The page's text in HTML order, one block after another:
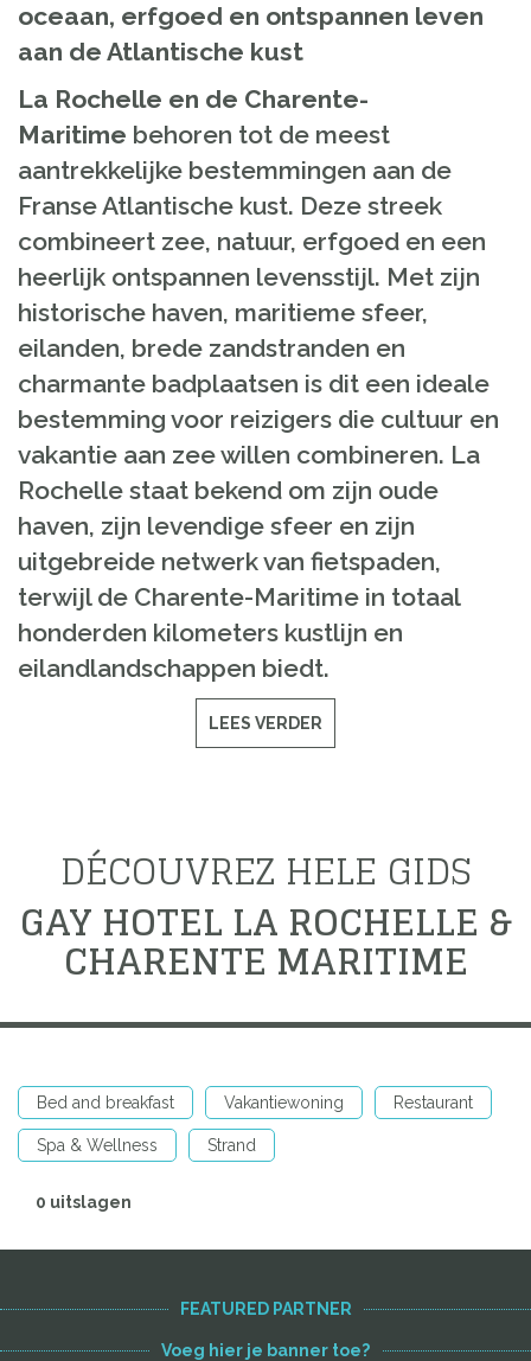
oceaan, erfgoed en ontspannen leven
aan de Atlantische kust
La Rochelle en de Charente-
Maritime behoren tot de meest
aantrekkelijke bestemmingen aan de
Franse Atlantische kust. Deze streek
combineert zee, natuur, erfgoed en een
heerlijk ontspannen levensstijl. Met zijn
historische haven, maritieme sfeer,
eilanden, brede zandstranden en
charmante badplaatsen is dit een ideale
bestemming voor reizigers die cultuur en
vakantie aan zee willen combineren. La
Rochelle staat bekend om zijn oude
haven, zijn levendige sfeer en zijn
uitgebreide netwerk van fietspaden,
terwijl de Charente-Maritime in totaal
honderden kilometers kustlijn en
eilandlandschappen biedt.
LEES VERDER
DÉCOUVREZ HELE GIDS
GAY HOTEL LA ROCHELLE &
CHARENTE MARITIME
Bed and breakfast Vakantiewoning Restaurant
Spa & Wellness Strand
0 uitslagen
FEATURED PARTNER
Voeg hier je banner toe?